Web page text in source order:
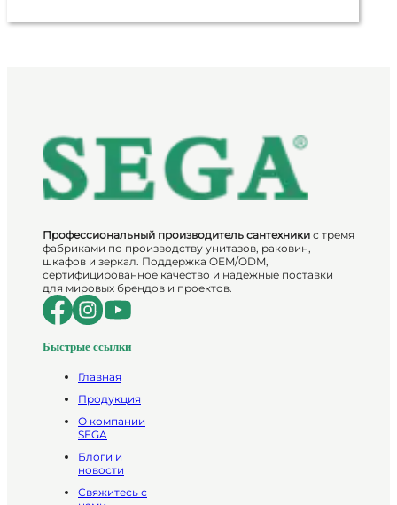
Профессиональный производитель сантехники с тремя
фабриками по производству унитазов, раковин,
шкафов и зеркал. Поддержка OEM/ODM,
сертифицированное качество и надежные поставки
для мировых брендов и проектов.
Быстрые ссылки
Главная
Продукция
О компании
SEGA
Блоги и
новости
Свяжитесь с